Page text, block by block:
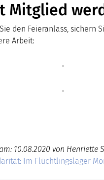
Mitglied
den Feieranlass, sichern
Arbeit:
10.08.2020 von Henriette
Im Flüchtlingslager